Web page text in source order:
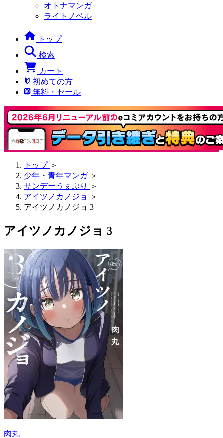
オトナマンガ
ライトノベル
トップ
検索
カート
初めての方
無料・セール
トップ ＞
少年・青年マンガ ＞
サンデーうぇぶり
＞
アイツノカノジョ
＞
アイツノカノジョ 3
アイツノカノジョ 3
肉丸